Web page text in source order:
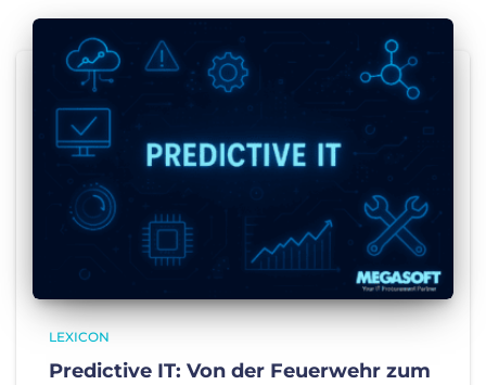
LEXICON
Predictive IT: Von der Feuerwehr zum